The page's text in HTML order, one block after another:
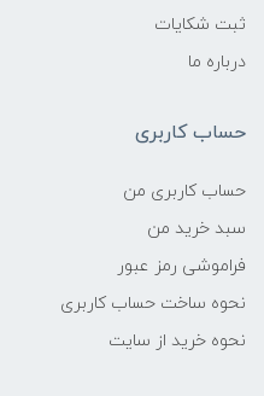
ثبت شکایات
درباره ما
حساب کاربری
حساب کاربری من
سبد خرید من
فراموشی رمز عبور
نحوه ساخت حساب کاربری
نحوه خرید از سایت